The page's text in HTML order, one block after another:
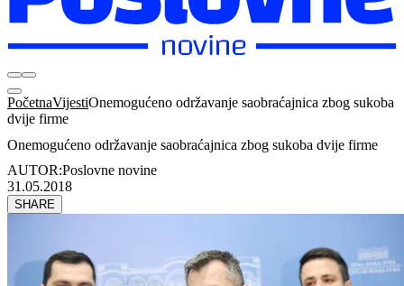
PočetnaVijestiOnemogućeno održavanje saobraćajnica zbog sukoba
dvije firme
Onemogućeno održavanje saobraćajnica zbog sukoba dvije firme
AUTOR:Poslovne novine
31.05.2018
SHARE